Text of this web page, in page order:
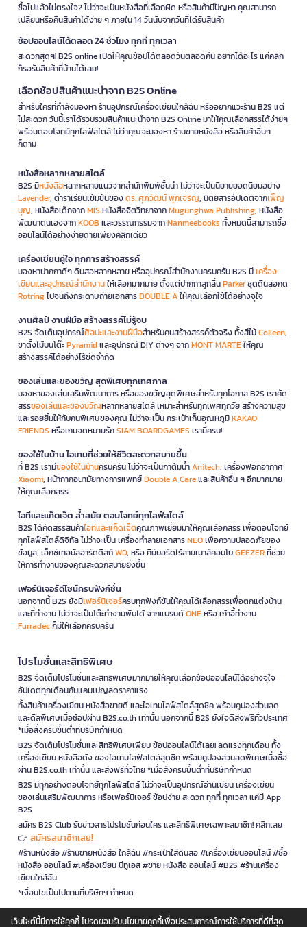
ซื้อไปแล้วไม่ตรงใจ? ไม่ว่าจะเป็นหนังสือที่เลือกผิด หรือสินค้ามีปัญหา คุณสามารถ
เปลี่ยนหรือคืนสินค้าได้ง่าย ๆ ภายใน 14 วันนับจากวันที่ได้รับสินค้า
ช้อปออนไลน์ได้ตลอด 24 ชั่วโมง ทุกที่ ทุกเวลา
สะดวกสุดๆ! B2S online เปิดให้คุณช้อปได้ตลอดวันตลอดคืน อยากได้อะไร แค่คลิก
ก็รอรับสินค้าที่บ้านได้เลย!
เลือกช้อปสินค้าแนะนำจาก B2S Online
สำหรับใครที่กำลังมองหา ร้านอุปกรณ์เครื่องเขียนใกล้ฉัน หรืออยากแวะร้าน B2S แต่
ไม่สะดวก วันนี้เราได้รวบรวมสินค้าแนะนำจาก B2S Online มาให้คุณเลือกสรรได้ง่ายๆ
พร้อมตอบโจทย์ทุกไลฟ์สไตล์ ไม่ว่าคุณจะมองหา ร้านขายหนังสือ หรือสินค้าอื่นๆ
ก็ตาม
หนังสือหลากหลายสไตล์
B2S มีหนังสือหลากหลายแนวจากสำนักพิมพ์ชั้นนำ ไม่ว่าจะเป็นนิยายยอดนิยมอย่าง
Lavender, ตำราเรียนเข้มข้นของดร. ศุภวัฒน์ พุกเจริญ, นิตยสารอัปเดตจากเพ็ญ
บุญ, หนังสือเด็กจากMIS หนังสือจิตวิทยาจากMugunghwa Publishing, หนังสือ
พัฒนาตนเองจากKOOB และวรรณกรรมจากNanmeebooks ทั้งหมดนี้สามารถซื้อ
ออนไลน์ได้อย่างง่ายดายเพียงคลิกเดียว
เครื่องเขียนคู่ใจ ทุกการสร้างสรรค์
มองหาปากกาดีๆ ดินสอหลากหลาย หรืออุปกรณ์สำนักงานครบครัน B2S มีเครื่อง
เขียนและอุปกรณ์สำนักงานให้เลือกมากมาย ตั้งแต่ปากกาลูกลื่นParkerชุดดินสอกด
Rotringไปจนถึงกระดาษถ่ายเอกสารDOUBLE Aให้คุณเลือกใช้ได้อย่างจุใจ
งานศิลป์ งานฝีมือ สร้างสรรค์ไม่รู้จบ
B2S จัดเต็มอุปกรณ์ศิลปะและงานฝีมือสำหรับคนสร้างสรรค์ตัวจริง ทั้งสีไม้Colleen,
ขาตั้งไม้บนโต๊ะPyramidและอุปกรณ์ DIY ต่างๆ จากMONT MARTEให้คุณ
สร้างสรรค์ได้อย่างไร้ขีดจำกัด
ของเล่นและของขวัญ สุดพิเศษทุกเทศกาล
มองหาของเล่นเสริมพัฒนาการ หรือของขวัญสุดพิเศษสำหรับทุกโอกาส B2S เราคัด
สรรของเล่นและของขวัญหลากหลายสไตล์ เหมาะสำหรับทุกเพศทุกวัย สร้างความสุข
และรอยยิ้มให้กับคนพิเศษของคุณ ไม่ว่าจะเป็น กระเป๋าเก็บอุณหภูมิKAKAO
FRIENDS หรือเกมจดหมายรักSIAM BOARDGAMES เรามีครบ!
ของใช้ในบ้าน ไอเทมที่ช่วยให้ชีวิตสะดวกสบายขึ้น
ที่ B2S เรามีของใช้ในบ้านครบครัน ไม่ว่าจะเป็นกาต้มน้ำAnitech, เครื่องฟอกอากาศ
Xiaomi, หน้ากากอนามัยทางการแพทย์Double A Careและสินค้าอื่น ๆ อีกมากมาย
ให้คุณเลือกสรร
ไอทีและแก็ดเจ็ต ล้ำสมัย ตอบโจทย์ทุกไลฟ์สไตล์
B2S ได้คัดสรรสินค้าไอทีและแก็ดเจ็ตคุณภาพเยี่ยมมาให้คุณเลือกสรร เพื่อตอบโจทย์
ทุกไลฟ์สไตล์ดิจิทัล ไม่ว่าจะเป็น เครื่องทำลายเอกสารNEOเพื่อความปลอดภัยของ
ข้อมูล, เอ็กซ์เทอนัลฮาร์ดดิสก์WD, หรือ คีย์บอร์ดไร้สายเมาส์คอมโบGEEZERที่ช่วย
ให้การทำงานของคุณสะดวกสบายยิ่งขึ้น
เฟอร์นิเจอร์ดีไซน์ครบฟังก์ชั่น
นอกจากนี้ B2S ยังมีเฟอร์นิเจอร์ครบทุกฟังก์ชันให้คุณได้เลือกสรรเพื่อตกแต่งบ้าน
และที่ทำงาน ไม่ว่าจะเป็นโต๊ะทำงานพับได้ จากแบรนด์ONEหรือ เก้าอี้ทำงาน
Furradecก็มีให้เลือกครบครัน
โปรโมชั่นและสิทธิพิเศษ
B2S จัดเต็มโปรโมชั่นและสิทธิพิเศษมากมายให้คุณเลือกช้อปออนไลน์ได้อย่างจุใจ
อัปเดตทุกเดือนกับแคมเปญลดราคาแรง
ทั้งสินค้าเครื่องเขียน หนังสือขายดี และไอเทมไลฟ์สไตล์สุดชิค พร้อมคูปองส่วนลด
และดีลพิเศษเมื่อช้อปผ่าน B2S.co.th เท่านั้น นอกจากนี้ B2S ยังใจดีส่งฟรีทั่วประเทศ
*เมื่อสั่งครบขั้นต่ำที่บริษัทกำหนด
B2S จัดเต็มโปรโมชั่นและสิทธิพิเศษเพียบ ช้อปออนไลน์ได้เลย! ลดแรงทุกเดือน ทั้ง
เครื่องเขียน หนังสือดัง ของไอเทมไลฟ์สไตล์สุดชิค พร้อมคูปองส่วนลดพิเศษเมื่อซื้อ
ผ่าน B2S.co.th เท่านั้น และส่งฟรีทั่วไทย *เมื่อสั่งครบขั้นต่ำที่บริษัทกำหนด
B2S มีทุกอย่างตอบโจทย์ทุกไลฟ์สไตล์ ไม่ว่าจะเป็นอุปกรณ์อ่านเขียน เครื่องเขียน
ของเล่นเสริมพัฒนาการ หรือเฟอร์นิเจอร์ ช้อปง่าย สะดวก ทุกที่ ทุกเวลา แค่มี App
B2S
สมัคร B2S Club รับข่าวสารโปรโมชั่นก่อนใคร และสิทธิพิเศษเฉพาะสมาชิก! คลิกเลย
👉 สมัครสมาชิกเลย!
#ร้านหนังสือ #ร้านขายหนังสือ ใกล้ฉัน #กระเป๋าใส่ดินสอ #เครื่องเขียนออนไลน์ #ซื้อ
หนังสือ ออนไลน์ #เครื่องเขียน บีทูเอส #ขาย หนังสือ ออนไลน์ #B2S #ร้านเครื่อง
เขียนใกล้ฉัน
*เงื่อนไขเป็นไปตามที่บริษัทฯ กำหนด
เว็บไซต์นี้มีการใช้คุกกี้ โปรดยอมรับนโยบายคุกกี้เพื่อประสบการณ์การใช้บริการที่ดีที่สุด